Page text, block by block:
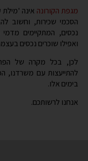
לכן, בכל מקרה של
להתייעצות עם משרדנו,
בימים אלו.
אנחנו לרשותכם.